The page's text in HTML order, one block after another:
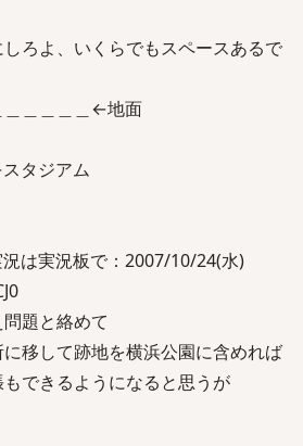
ろよ、いくらでもスペースあるで
＿＿＿＿＿←地面
ジアム
は実況板で：2007/10/24(水)
題と絡めて
移して跡地を横浜公園に含めれば
できるようになると思うが